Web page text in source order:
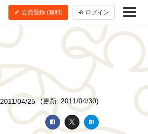
会員登録 (無料) ログイン
2011/04/25 (更新: 2011/04/30)